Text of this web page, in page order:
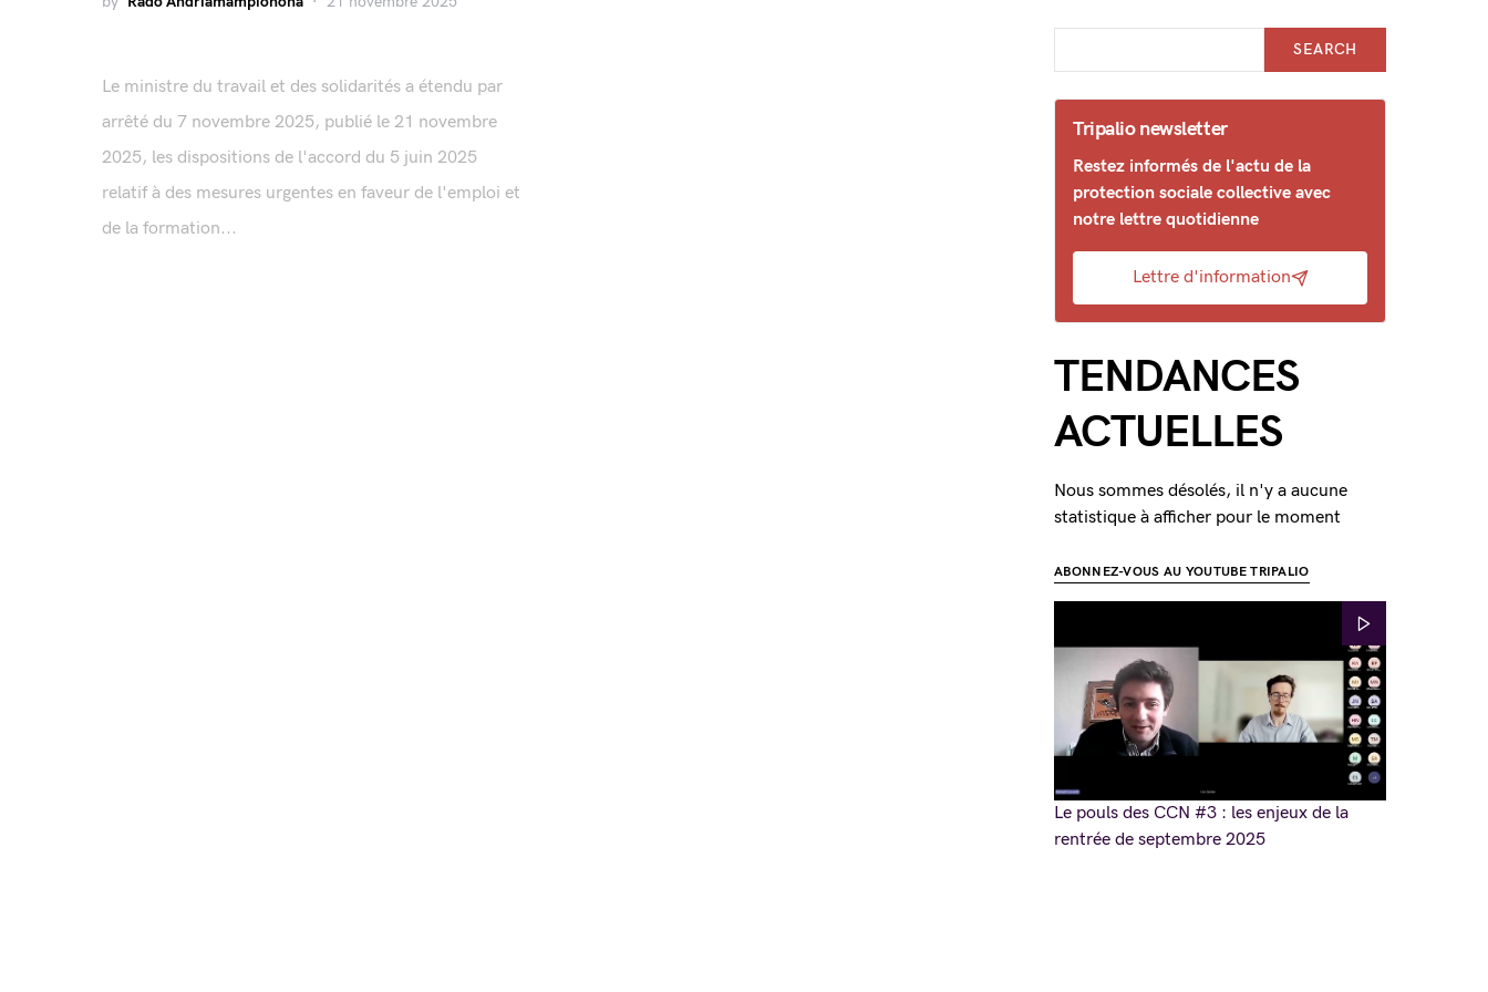
Le ministre du travail et des solidarités a étendu par
arrêté du 7 novembre 2025, publié le 21 novembre
2025, les dispositions de l'accord du 5 juin 2025
relatif à des mesures urgentes en faveur de l'emploi et
de la formation...
SEARCH
Tripalio newsletter
Restez informés de l'actu de la
protection sociale collective avec
notre lettre quotidienne
Lettre d'information
TENDANCES
ACTUELLES
Nous sommes désolés, il n'y a aucune
statistique à afficher pour le moment
ABONNEZ-VOUS AU YOUTUBE TRIPALIO
Le pouls des CCN #3 : les enjeux de la
rentrée de septembre 2025